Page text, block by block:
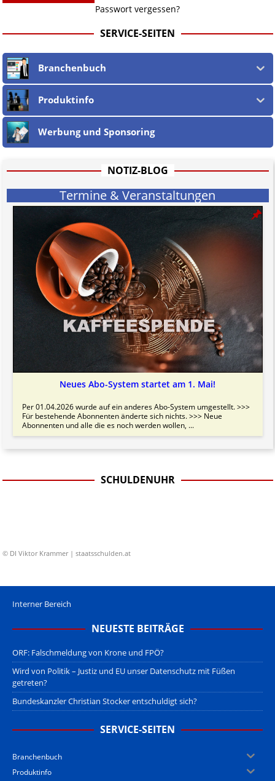
Passwort vergessen?
SERVICE-SEITEN
Branchenbuch
Produktinfo
Werbung und Sponsoring
NOTIZ-BLOG
Termine & Veranstaltungen
Neues Abo-System startet am 1. Mai!
Per 01.04.2026 wurde auf ein anderes Abo-System umgestellt. >>>
Für bestehende Abonnenten änderte sich nichts. >>> Neue
Abonnenten und alle die es noch werden wollen, ...
SCHULDENUHR
© DI Viktor Krammer | staatsschulden.at
Interner Bereich
NEUESTE BEITRÄGE
ORF: Falschmeldung von Krone und FPÖ?
Wird von Politik – Justiz und EU unser Datenschutz mit Füßen
getreten?
Bundeskanzler Christian Stocker entschuldigt sich?
SERVICE-SEITEN
Branchenbuch
Produktinfo